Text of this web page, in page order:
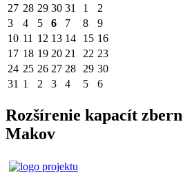
27 28 29 30 31 1
2
3
4 5 6 7 8
9
10 11 12 13 14 15 16
17 18 19 20 21 22 23
24 25 26 27 28 29 30
31 1 2 3 4 5 6
Rozšírenie kapacít
Makov